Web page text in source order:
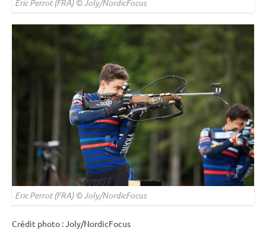
Eric Perrot (FRA) © Joly/NordicFocus
Eric Perrot (FRA) © Joly/NordicFocus
Crédit photo : Joly/NordicFocus